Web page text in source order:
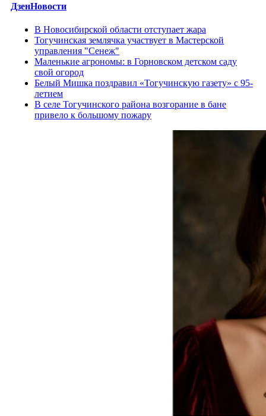
ДзенНовости
В Новосибирской области отступает жара
Тогучинская землячка участвует в Мастерской
управления "Сенеж"
Маленькие агрономы: в Горновском детском саду
свой огород
Белый Мишка поздравил «Тогучинскую газету» с 95-
летием
В селе Тогучинского района возгорание в бане
привело к большому пожару